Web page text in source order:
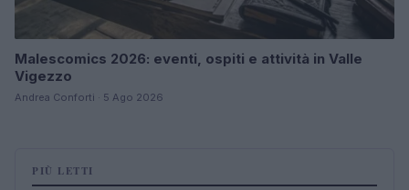
Malescomics 2026: eventi, ospiti e attività in Valle
Vigezzo
Andrea Conforti · 5 Ago 2026
PIÙ LETTI